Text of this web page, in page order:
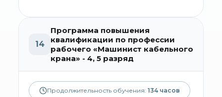
14
Программа повышения
квалификации по профессии
рабочего «Машинист кабельного
крана» - 4, 5 разряд
Продолжительность обучения: 134 часов